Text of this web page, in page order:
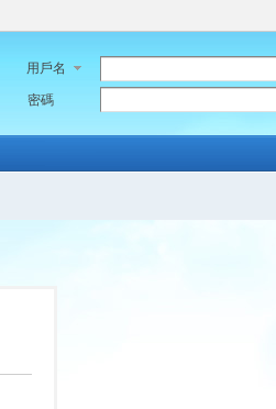
用戶名
密碼